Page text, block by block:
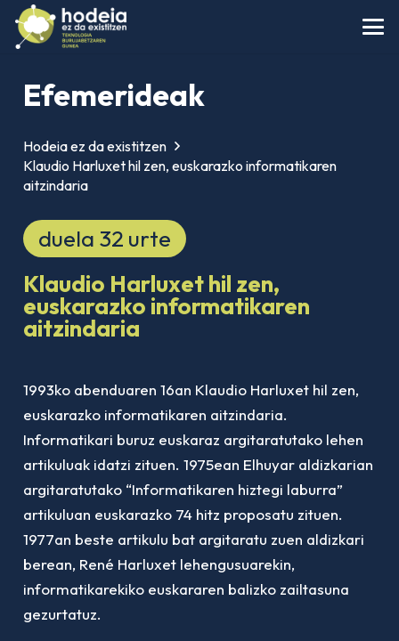
Efemerideak
Hodeia ez da existitzen
Klaudio Harluxet hil zen, euskarazko informatikaren
aitzindaria
duela 32 urte
Klaudio Harluxet hil zen,
euskarazko informatikaren
aitzindaria
1993ko abenduaren 16an Klaudio Harluxet hil zen,
euskarazko informatikaren aitzindaria.
Informatikari buruz euskaraz argitaratutako lehen
artikuluak idatzi zituen. 1975ean Elhuyar aldizkarian
argitaratutako “Informatikaren hiztegi laburra”
artikuluan euskarazko 74 hitz proposatu zituen.
1977an beste artikulu bat argitaratu zuen aldizkari
berean, René Harluxet lehengusuarekin,
informatikarekiko euskararen balizko zailtasuna
gezurtatuz.